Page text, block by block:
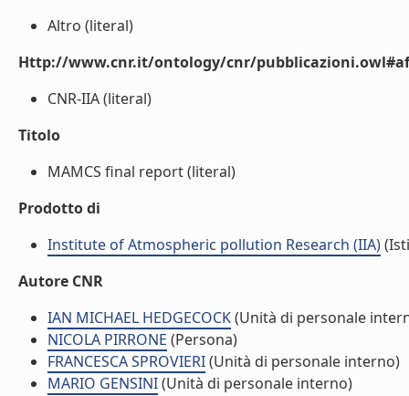
Altro (literal)
Http://www.cnr.it/ontology/cnr/
CNR-IIA (literal)
Titolo
MAMCS final report (literal)
Prodotto di
Institute of Atmospheric pollution Research (IIA)
Autore CNR
IAN MICHAEL HEDGECOCK(Unità di personale
NICOLA PIRRONE (Persona)
FRANCESCA SPROVIERI(Unità di personale interno)
MARIO GENSINI(Unità di personale interno)